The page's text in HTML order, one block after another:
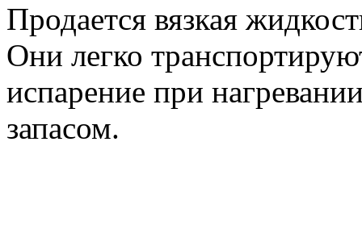
Продается вязкая
Они легко
испарение при
запасом.